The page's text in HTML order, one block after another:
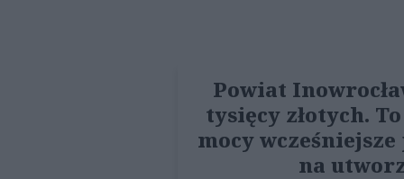
Powiat
tysięcy złotych.
mocy
na